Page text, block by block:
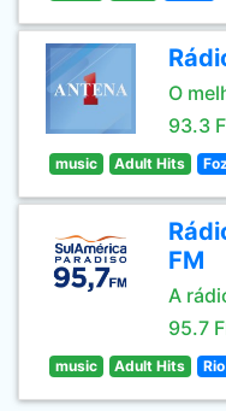
O
93.3
music Adult Hits
FM
A
95.7
music Adult Hits